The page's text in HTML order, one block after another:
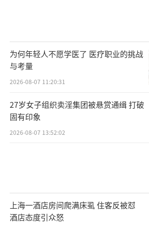
为何年轻人不愿学医了 医疗职业的挑战
与考量
2026-08-07 11:20:31
27岁女子组织卖淫集团被悬赏通缉 打破
固有印象
2026-08-07 13:52:02
上海一酒店房间爬满床虱 住客反被怼
酒店态度引众怒